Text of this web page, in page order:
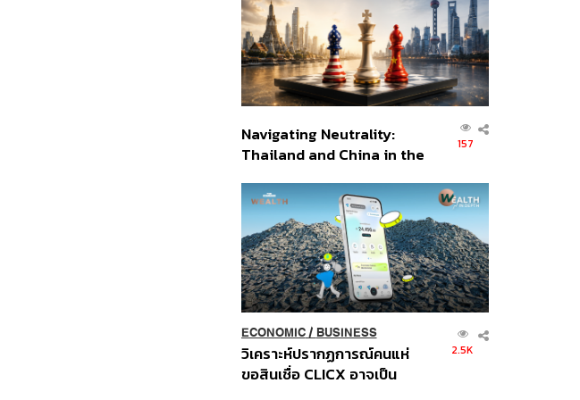
อินโดนีเซีย
Navigating Neutrality:
Thailand and China in the
Order
157
ECONOMIC/ BUSINESS
วิเคราะห์ปรากฏการณ์คนแห่
ขอสินเชื่อ CLICX อาจเป็น
2.5K